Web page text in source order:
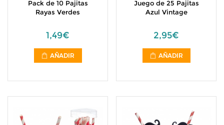
Pack de 10 Pajitas
Rayas Verdes
1,49€
AÑADIR
Juego de 25 Pajitas
Azul Vintage
2,95€
AÑADIR